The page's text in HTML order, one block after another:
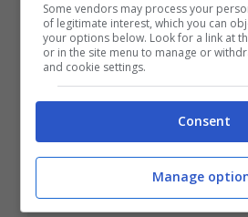
Formia / Paola Villa è il
sindaco con oltre il
Some vendors may process your
of legitimate interest, which you can
your options below. Look for a link at
or in the site menu to manage or
and cookie settings.
Consent
Manage